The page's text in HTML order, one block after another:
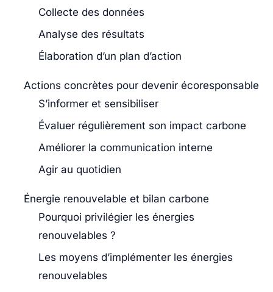
Collecte des données
Analyse des résultats
Élaboration d’un plan d’action
Actions concrètes pour devenir écoresponsable
S’informer et sensibiliser
Évaluer régulièrement son impact carbone
Améliorer la communication interne
Agir au quotidien
Énergie renouvelable et bilan carbone
Pourquoi privilégier les énergies
renouvelables ?
Les moyens d’implémenter les énergies
renouvelables